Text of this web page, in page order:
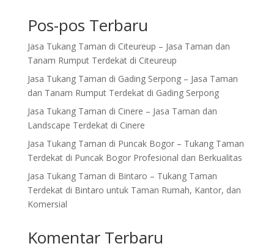
k
Pos-pos Terbaru
Jasa Tukang Taman di Citeureup – Jasa Taman dan
Tanam Rumput Terdekat di Citeureup
Jasa Tukang Taman di Gading Serpong – Jasa Taman
dan Tanam Rumput Terdekat di Gading Serpong
Jasa Tukang Taman di Cinere – Jasa Taman dan
Landscape Terdekat di Cinere
Jasa Tukang Taman di Puncak Bogor – Tukang Taman
Terdekat di Puncak Bogor Profesional dan Berkualitas
Jasa Tukang Taman di Bintaro – Tukang Taman
Terdekat di Bintaro untuk Taman Rumah, Kantor, dan
Komersial
Komentar Terbaru